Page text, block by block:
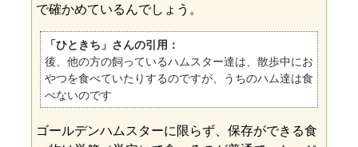
で確かめているんでしょう。
「ひときち」さんの引用：
後、他の方の飼っているハムスター達は、散歩中にお
やつを食べていたりするのですが、うちのハム達は食
べないのです
ゴールデンハムスターに限らず、保存ができる食